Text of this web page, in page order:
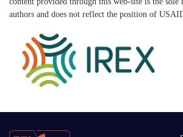
authors and does not reflect the position of